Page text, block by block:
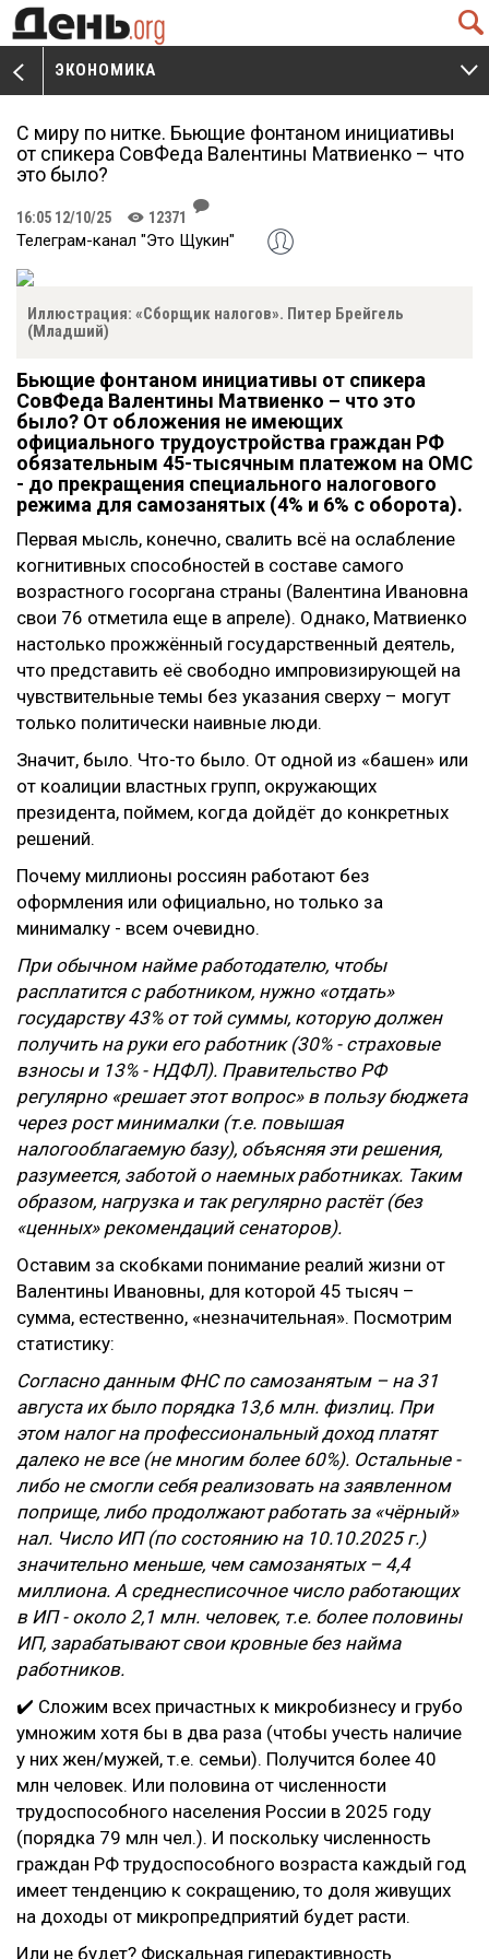
Q
V
ЭКОНОМИКА
W
С миру по нитке. Бьющие фонтаном инициативы
от спикера СовФеда Валентины Матвиенко – что
это было?
16:05 12/10/25 K 12371
J
Телеграм-канал "Это Щукин"
Иллюстрация: «Сборщик налогов». Питер Брейгель
(Младший)
Бьющие фонтаном инициативы от спикера
СовФеда Валентины Матвиенко – что это
было? От обложения не имеющих
официального трудоустройства граждан РФ
обязательным 45-тысячным платежом на ОМС
- до прекращения специального налогового
режима для самозанятых (4% и 6% с оборота).
Первая мысль, конечно, свалить всё на ослабление
когнитивных способностей в составе самого
возрастного госоргана страны (Валентина Ивановна
свои 76 отметила еще в апреле). Однако, Матвиенко
настолько прожжённый государственный деятель,
что представить её свободно импровизирующей на
чувствительные темы без указания сверху – могут
только политически наивные люди.
Значит, было. Что-то было. От одной из «башен» или
от коалиции властных групп, окружающих
президента, поймем, когда дойдёт до конкретных
решений.
Почему миллионы россиян работают без
оформления или официально, но только за
минималку - всем очевидно.
При обычном найме работодателю, чтобы
расплатится с работником, нужно «отдать»
государству 43% от той суммы, которую должен
получить на руки его работник (30% - страховые
взносы и 13% - НДФЛ). Правительство РФ
регулярно «решает этот вопрос» в пользу бюджета
через рост минималки (т.е. повышая
налогооблагаемую базу), объясняя эти решения,
разумеется, заботой о наемных работниках. Таким
образом, нагрузка и так регулярно растёт (без
«ценных» рекомендаций сенаторов).
Оставим за скобками понимание реалий жизни от
Валентины Ивановны, для которой 45 тысяч –
сумма, естественно, «незначительная». Посмотрим
статистику:
Согласно данным ФНС по самозанятым – на 31
августа их было порядка 13,6 млн. физлиц. При
этом налог на профессиональный доход платят
далеко не все (не многим более 60%). Остальные -
либо не смогли себя реализовать на заявленном
поприще, либо продолжают работать за «чёрный»
нал. Число ИП (по состоянию на 10.10.2025 г.)
значительно меньше, чем самозанятых – 4,4
миллиона. А среднесписочное число работающих
в ИП - около 2,1 млн. человек, т.е. более половины
ИП, зарабатывают свои кровные без найма
работников.
✔️ Сложим всех причастных к микробизнесу и грубо
умножим хотя бы в два раза (чтобы учесть наличие
у них жен/мужей, т.е. семьи). Получится более 40
млн человек. Или половина от численности
трудоспособного населения России в 2025 году
(порядка 79 млн чел.). И поскольку численность
граждан РФ трудоспособного возраста каждый год
имеет тенденцию к сокращению, то доля живущих
на доходы от микропредприятий будет расти.
Или не будет? Фискальная гиперактивность